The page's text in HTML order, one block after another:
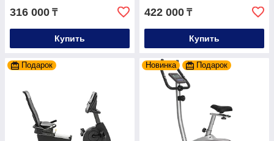
316 000 ₸
Купить
422 000 ₸
Купить
Подарок Новинка Подарок